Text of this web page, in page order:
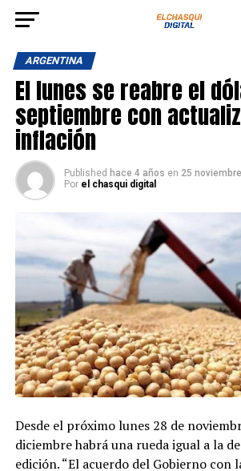
ARGENTINA
El lunes se reabre el
septiembre con
inflación
Published hace 4 años en 25
Por el chasqui digital
Desde el próximo lunes 28 de
diciembre habrá una rueda igual a la
edición. “El acuerdo del Gobierno con